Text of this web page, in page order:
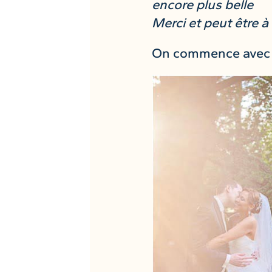
encore plus belle
Merci et peut être
On commence